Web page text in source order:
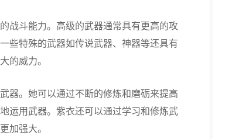
战斗能力。高级的武器通常具有更高的攻
些特殊的武器如传说武器、神器等还具有
的威力。
器。她可以通过不断的修炼和磨砺来提高
运用武器。紫衣还可以通过学习和修炼武
加强大。